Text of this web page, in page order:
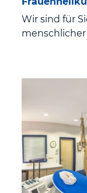
Klinik Apotheke
Labor
Wir sind für